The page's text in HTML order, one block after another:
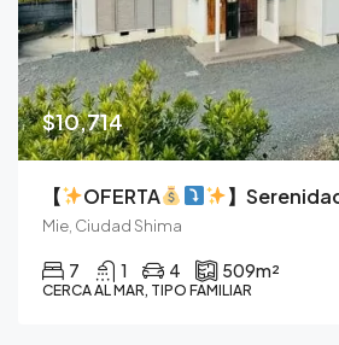
$10,714
【 OFERTA 】Serenidad Costera: Amplia
Mie, Ciudad Shima
7 1 4 509m²
CERCA AL MAR, TIPO FAMILIAR